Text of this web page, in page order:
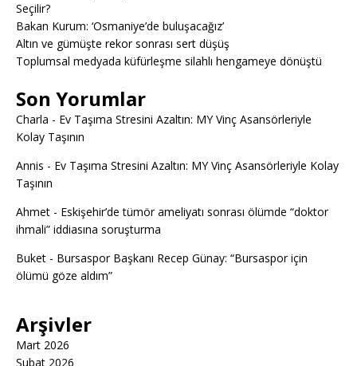
Seçilir?
Bakan Kurum: ‘Osmaniye’de buluşacağız’
Altın ve gümüşte rekor sonrası sert düşüş
Toplumsal medyada küfürleşme silahlı hengameye dönüştü
Son Yorumlar
Charla - Ev Taşıma Stresini Azaltın: MY Vinç Asansörleriyle
Kolay Taşının
Annis - Ev Taşıma Stresini Azaltın: MY Vinç Asansörleriyle Kolay
Taşının
Ahmet - Eskişehir’de tümör ameliyatı sonrası ölümde “doktor
ihmali” iddiasına soruşturma
Buket - Bursaspor Başkanı Recep Günay: “Bursaspor için
ölümü göze aldım”
Arşivler
Mart 2026
Şubat 2026